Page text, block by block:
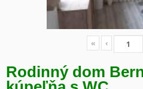
« ‹
Rodinný dom